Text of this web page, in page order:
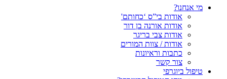
מי אנחנו?
אודות בי”ס ‘כחותם'
אודות אורנה בן דור
אודות צבי בריגר
אודות / צוות המורים
כתבות וראיונות
צור קשר
טיפול ביוגרפי